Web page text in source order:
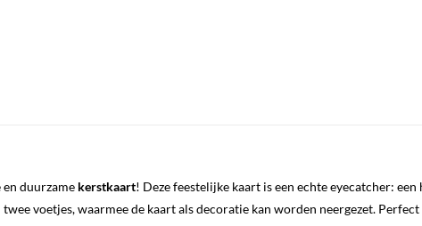
en duurzame kerstkaart! Deze feestelijke kaart is een echte eyecatcher:
voetjes, waarmee de kaart als decoratie kan worden neergezet.